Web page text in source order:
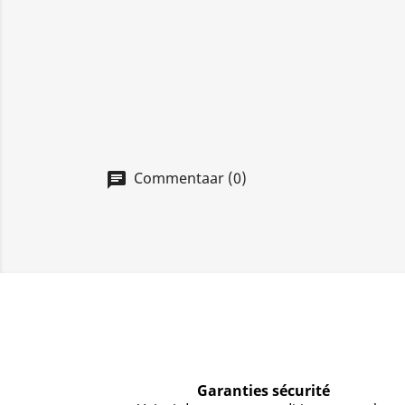
Commentaar (0)
Garanties sécurité